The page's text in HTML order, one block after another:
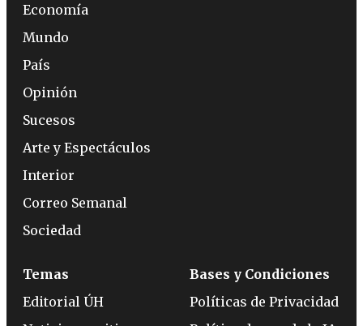
Economía
Mundo
País
Opinión
Sucesos
Arte y Espectáculos
Interior
Correo Semanal
Sociedad
Temas
Editorial ÚH
Bases y Condiciones
Políticas de Privacidad